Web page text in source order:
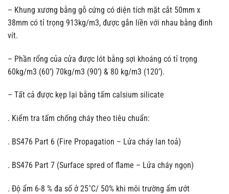
– Khung xương bằng gỗ cứng có diện tích mặt cắt 50mm x
38mm có tỉ trọng 913kg/m3, được gắn liền với nhau bằng đinh
vít.
– Phần rổng của cửa được lót bằng sợi khoáng có tỉ trọng
60kg/m3 (60’) 70kg/m3 (90’) & 80 kg/m3 (120’).
– Tất cả được kẹp lại bằng tấm calsium silicate
. Kiểm tra tấm chống cháy theo tiêu chuẩn:
. BS476 Part 6 (Fire Propagation – Lửa cháy lan toả)
. BS476 Part 7 (Surface spred of flame – Lửa cháy ngọn)
. Độ ẩm 6-8 % đa số ở 25˚C/ 50% khi môi trường ẩm ướt